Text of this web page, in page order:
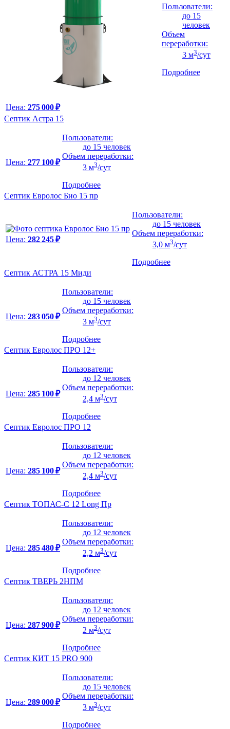
Цена: 275 000 ₽
Пользователи:
до 15
человек
Объем
переработки:
3 м3/сут
Подробнее
Септик Астра 15
Цена: 277 100 ₽
Пользователи:
до 15 человек
Объем переработки:
3 м3/сут
Подробнее
Септик Евролос Био 15 пр
Цена: 282 245 ₽
Пользователи:
до 15 человек
Объем переработки:
3,0 м3/сут
Подробнее
Септик АСТРА 15 Миди
Цена: 283 050 ₽
Пользователи:
до 15 человек
Объем переработки:
3 м3/сут
Подробнее
Септик Евролос ПРО 12+
Цена: 285 100 ₽
Пользователи:
до 12 человек
Объем переработки:
2,4 м3/сут
Подробнее
Септик Евролос ПРО 12
Цена: 285 100 ₽
Пользователи:
до 12 человек
Объем переработки:
2,4 м3/сут
Подробнее
Септик ТОПАС-С 12 Long Пр
Цена: 285 480 ₽
Пользователи:
до 12 человек
Объем переработки:
2,2 м3/сут
Подробнее
Септик ТВЕРЬ 2НПМ
Цена: 287 900 ₽
Пользователи:
до 12 человек
Объем переработки:
2 м3/сут
Подробнее
Септик КИТ 15 PRO 900
Цена: 289 000 ₽
Пользователи:
до 15 человек
Объем переработки:
3 м3/сут
Подробнее